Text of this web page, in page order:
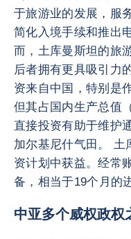
于旅游业的发展，服
简化入境手续和推出
而，土库曼斯坦的旅
后者拥有更具吸引力
资来自中国，特别是
但其占国内生产总值
直接投资有助于维护
加尔基尼什气田。 土
资计划中获益。经常
备，相当于19个月的
中亚多个威权政权